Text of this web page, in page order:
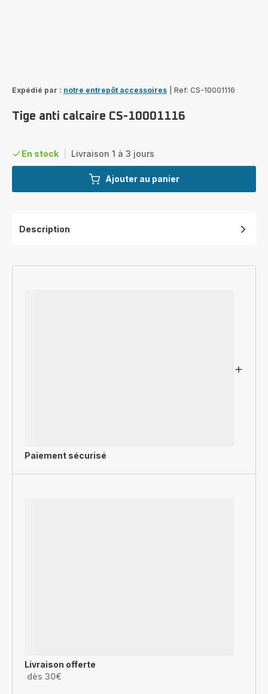
Expédié par : notre entrepôt accessoires Ref: CS-10001116
Tige anti calcaire CS-10001116
En stock Livraison 1 à 3 jours
Ajouter au panier
Description
Paiement sécurisé
Livraison offerte
dès 30€